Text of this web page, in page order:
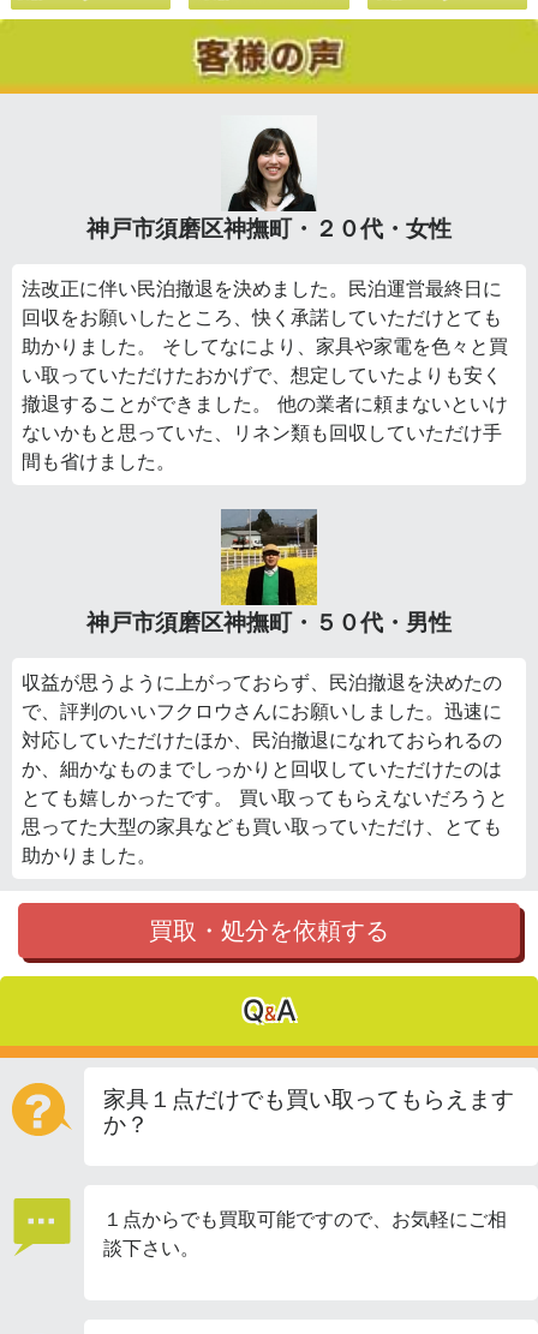
神戸市須磨区神撫町・２０代・女性
法改正に伴い民泊撤退を決めました。民泊運営最終日に
回収をお願いしたところ、快く承諾していただけとても
助かりました。 そしてなにより、家具や家電を色々と買
い取っていただけたおかげで、想定していたよりも安く
撤退することができました。 他の業者に頼まないといけ
ないかもと思っていた、リネン類も回収していただけ手
間も省けました。
神戸市須磨区神撫町・５０代・男性
収益が思うように上がっておらず、民泊撤退を決めたの
で、評判のいいフクロウさんにお願いしました。迅速に
対応していただけたほか、民泊撤退になれておられるの
か、細かなものまでしっかりと回収していただけたのは
とても嬉しかったです。 買い取ってもらえないだろうと
思ってた大型の家具なども買い取っていただけ、とても
助かりました。
買取・処分を依頼する
Q&A
家具１点だけでも買い取ってもらえます
か？
１点からでも買取可能ですので、お気軽にご相
談下さい。